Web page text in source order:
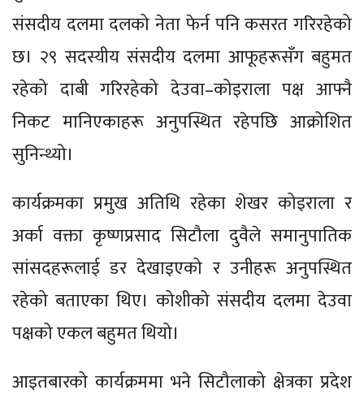
संसदीय दलमा दलको नेता फेर्न पनि कसरत गरिरहेको
छ। २९ सदस्यीय संसदीय दलमा आफूहरूसँग बहुमत
रहेको दाबी गरिरहेको देउवा–कोइराला पक्ष आफ्नै
निकट मानिएकाहरू अनुपस्थित रहेपछि आक्रोशित
सुनिन्थ्यो।
कार्यक्रमका प्रमुख अतिथि रहेका शेखर कोइराला र
अर्का वक्ता कृष्णप्रसाद सिटौला दुवैले समानुपातिक
सांसदहरूलाई डर देखाइएको र उनीहरू अनुपस्थित
रहेको बताएका थिए। कोशीको संसदीय दलमा देउवा
पक्षको एकल बहुमत थियो।
आइतबारको कार्यक्रममा भने सिटौलाको क्षेत्रका प्रदेश